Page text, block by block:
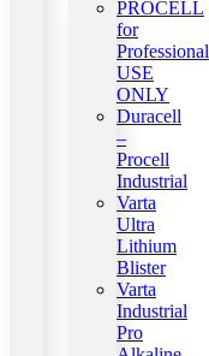
PROCELL
for
Professional
USE
ONLY
Duracell
–
Procell
Industrial
Varta
Ultra
Lithium
Blister
Varta
Industrial
Pro